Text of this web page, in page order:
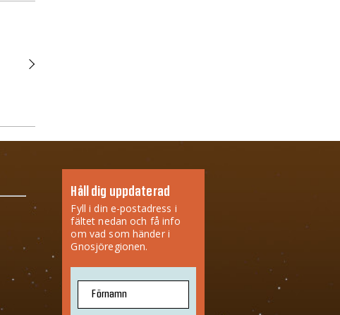
Håll dig uppdaterad
Fyll i din e-postadress i
fältet nedan och få info
om vad som händer i
Gnosjöregionen.
Förnamn